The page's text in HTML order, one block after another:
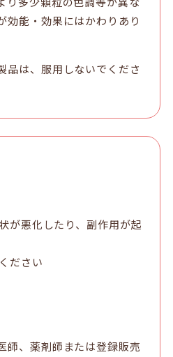
効能・効果にはかわりあり
品は、服用しないでくださ
が悪化したり、副作用が起
ださい
師、薬剤師または登録販売